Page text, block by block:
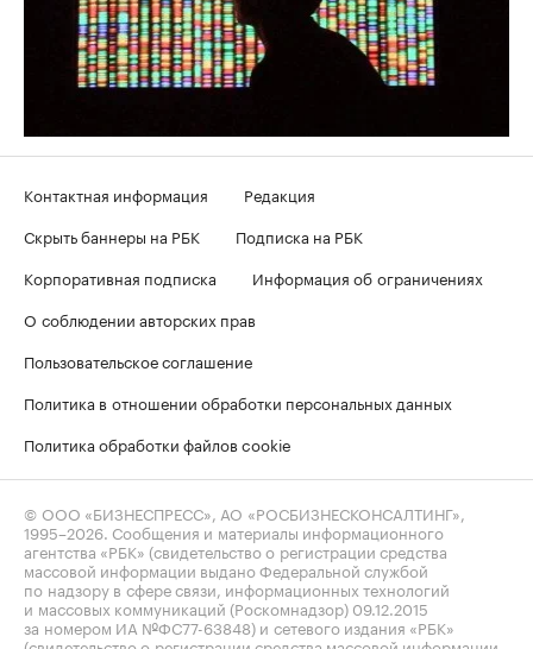
Контактная информация
Редакция
Скрыть баннеры на РБК
Подписка на РБК
Корпоративная подписка
Информация об ограничениях
О соблюдении авторских прав
Пользовательское соглашение
Политика в отношении обработки персональных данных
Политика обработки файлов cookie
© ООО «БИЗНЕСПРЕСС», АО «РОСБИЗНЕСКОНСАЛТИНГ»,
1995–2026 . Сообщения и материалы информационного
агентства «РБК» (свидетельство о регистрации средства
массовой информации выдано Федеральной службой
по надзору в сфере связи, информационных технологий
и массовых коммуникаций (Роскомнадзор) 09.12.2015
за номером ИА №ФС77-63848) и сетевого издания «РБК»